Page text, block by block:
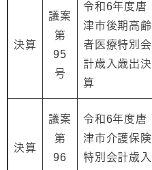
決算
議案
第
95
号
令和6年度唐
津市後期高齢
者医療特別会
計歳入歳出決
算
決算
議案
第
96
令和6年度唐
津市介護保険
特別会計歳入